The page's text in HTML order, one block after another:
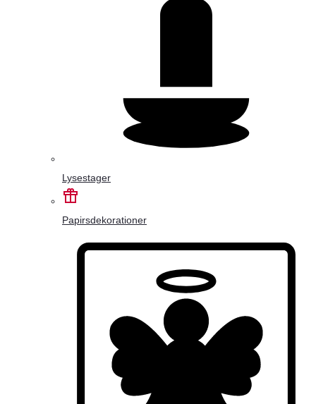
Lysestager
Papirsdekorationer